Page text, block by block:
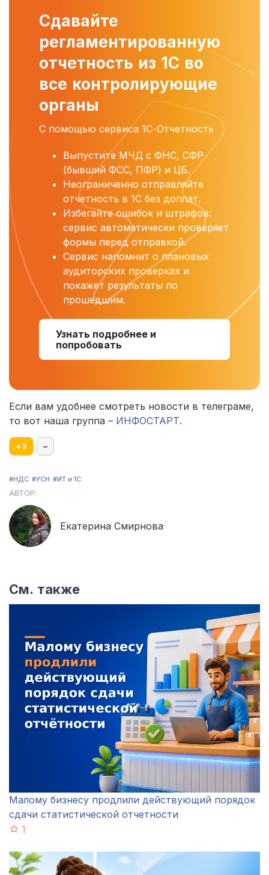
Сдавайте
регламентированную
отчетность из 1С во
все контролирующие
органы
С помощью сервиса 1С-Отчетность
Выпустите МЧД с ФНС, СФР
(бывший ФСС, ПФР) и ЦБ.
Неограниченно отправляйте
отчетность в 1С без доплат.
Избегайте ошибок и штрафов:
сервис автоматически проверяет
формы перед отправкой.
Сервис напомнит о плановых
аудиторских проверках и
покажет результаты по
прошедшим.
Узнать подробнее и
попробовать
Если вам удобнее смотреть новости в телеграме,
то вот наша группа – ИНФОСТАРТ.
+3 –
#НДС #УСН #ИТ и 1С
АВТОР:
Екатерина Смирнова
См. также
Малому бизнесу продлили действующий порядок
сдачи статистической отчетности
1